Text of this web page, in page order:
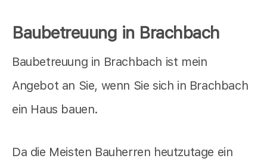
Baubetreuung in Brachbach
Baubetreuung in Brachbach ist mein
Angebot an Sie, wenn Sie sich in Brachbach
ein Haus bauen.
Da die Meisten Bauherren heutzutage ein